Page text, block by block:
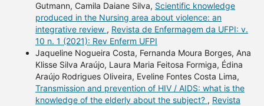
Gutmann, Camila Daiane Silva, Scientific knowledge
produced in the Nursing area about violence: an
integrative review , Revista de Enfermagem da UFPI: v.
10 n. 1 (2021): Rev Enferm UFPI
Jaqueline Nogueira Costa, Fernanda Moura Borges, Ana
Klisse Silva Araújo, Laura Maria Feitosa Formiga, Édina
Araújo Rodrigues Oliveira, Eveline Fontes Costa Lima,
Transmission and prevention of HIV / AIDS: what is the
knowledge of the elderly about the subject? , Revista